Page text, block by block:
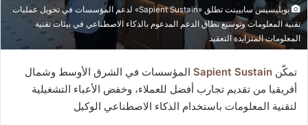
بوبليسيس سابيينت تطلق «Sapient Sustain» لدعم المؤسسات في تحويل عمليات
تقنية المعلومات وتوسيع نطاق الدعم المدعوم بالذكاء الاصطناعي في بيئات تقنية
المعلومات المتزايدة التعقيد
تمكّن
المؤسسات في الشرق الأوسط وشمال
أفريقيا من تقديم تجارب أفضل للعملاء، وخفض الأعباء التشغيلية
لتقنية المعلومات باستخدام الذكاء الاصطناعي الوكيل